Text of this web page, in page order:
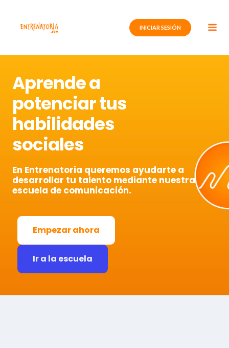
contenido
INICIAR SESIÓN
Aprende a
potenciar tus
habilidades
sociales
En Entrenatoria queremos ayudarte a
desarrollar tu talento mediante nuestra
escuela de comunicación.
Empezar ahora
Ir a la escuela